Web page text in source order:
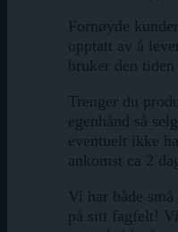
Fornøyde
opptatt av å
bruker den
Trenger du
egenhånd så
eventuelt ikke
ankomst ca 2
Vi har både
på sitt fagfelt!